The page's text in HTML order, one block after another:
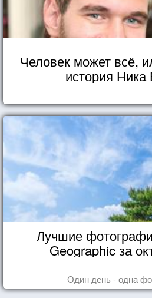
Человек может всё,
история Ника
Лучшие
Geographic за
Один день - одна